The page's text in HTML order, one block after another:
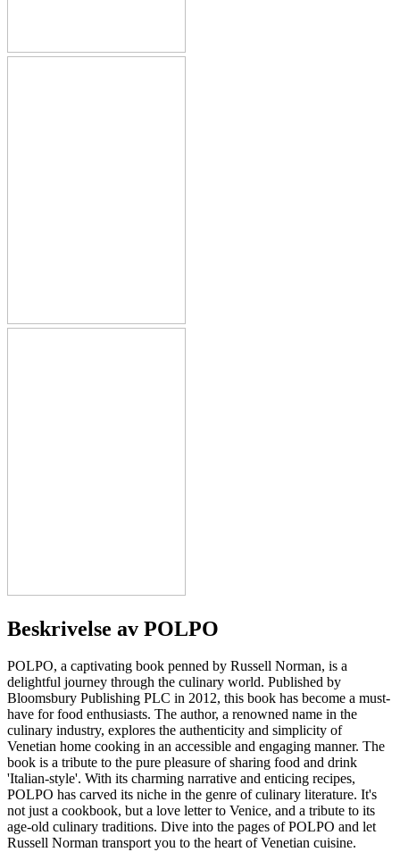
Beskrivelse av POLPO
POLPO, a captivating book penned by Russell Norman, is a
delightful journey through the culinary world. Published by
Bloomsbury Publishing PLC in 2012, this book has become a must-
have for food enthusiasts. The author, a renowned name in the
culinary industry, explores the authenticity and simplicity of
Venetian home cooking in an accessible and engaging manner. The
book is a tribute to the pure pleasure of sharing food and drink
'Italian-style'. With its charming narrative and enticing recipes,
POLPO has carved its niche in the genre of culinary literature. It's
not just a cookbook, but a love letter to Venice, and a tribute to its
age-old culinary traditions. Dive into the pages of POLPO and let
Russell Norman transport you to the heart of Venetian cuisine.